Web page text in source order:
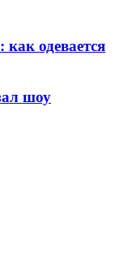
одевается
шоу